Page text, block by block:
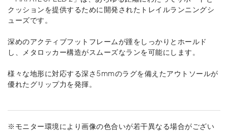
クッションを提供するために開発されたトレイルランニングシ
ューズです。
深めのアクティブフットフレームが踵をしっかりとホールド
し、メタロッカー構造がスムーズなランを可能にします。
様々な地形に対応する深さ5mmのラグを備えたアウトソールが
優れたグリップ力を発揮。
※モニター環境により画像の色合いが若干異なる場合がござい